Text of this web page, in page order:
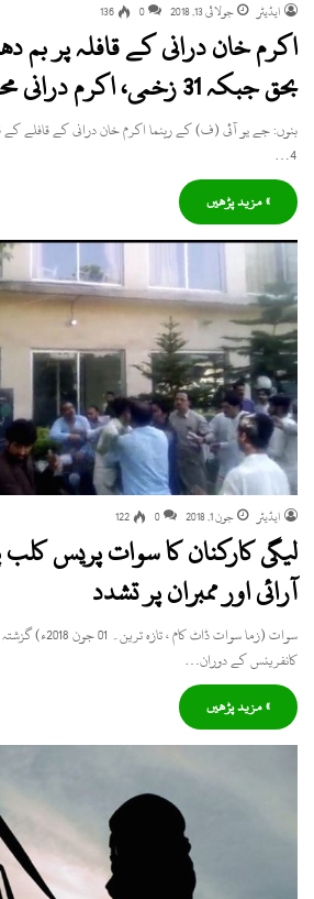
ایڈیٹر جولائی 13, 2018 0
136
بحق جبکہ 31 زخمی، اکرم درانی محفوظ
بنوں: جے یو آئی (ف) کے رہنما اکرم خان درانی کے قافلے
4…
» مزید پڑھیں
ایڈیٹر جون 1, 2018 0
122
لیگی کارکنان کا سوات پریس کلب
آرائی اور ممبران پر تشدد
سوات (زما سوات ڈاٹ
کانفرینس کے دوران…
» مزید پڑھیں